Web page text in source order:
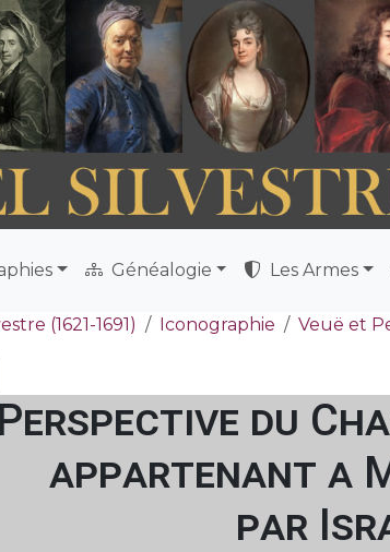
Généalogie Les Armes
(1621-1691) Iconographie Veuë et
du
appartenant a
par